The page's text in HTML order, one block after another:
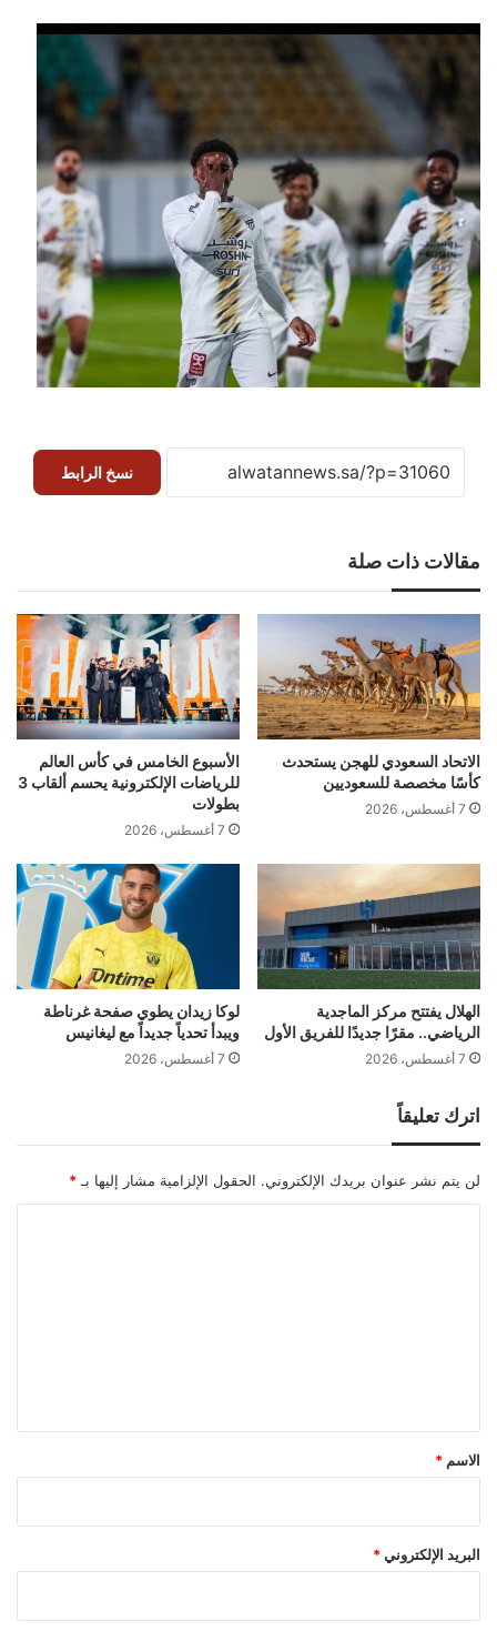
نسخ الرابط
مقالات ذات صلة
الاتحاد السعودي للهجن يستحدث
كأسًا مخصصة للسعوديين
7 أغسطس، 2026
الأسبوع الخامس في كأس العالم
للرياضات الإلكترونية يحسم ألقاب 3
بطولات
7 أغسطس، 2026
الهلال يفتتح مركز الماجدية
الرياضي.. مقرًا جديدًا للفريق الأول
7 أغسطس، 2026
لوكا زيدان يطوي صفحة غرناطة
ويبدأ تحدياً جديداً مع ليغانيس
7 أغسطس، 2026
اترك تعليقاً
لن يتم نشر عنوان بريدك الإلكتروني. الحقول الإلزامية مشار إليها بـ*
*
الاسم *
البريد الإلكتروني*